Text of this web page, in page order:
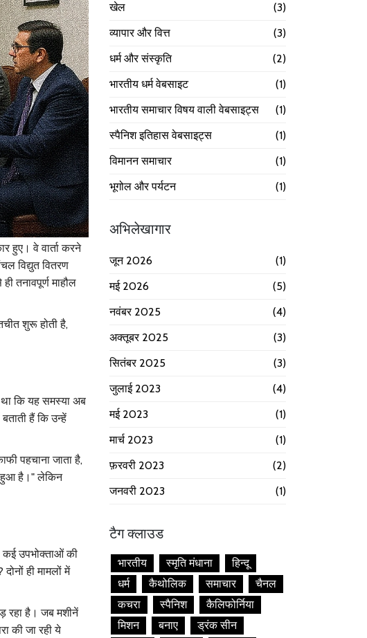
हुए। वे वार्ता करने
विद्युत वितरण
तनावपूर्ण माहौल
शुरू होती है,
कि यह समस्या अब
हैं कि उन्हें
पहचाना जाता है,
हुआ है।" लेकिन
कई उपभोक्ताओं की
ही मामलों में
रहा है। जब मशीनें
की जा रही ये
खेल
(3)
व्यापार और वित्त
(3)
धर्म और संस्कृति
(2)
भारतीय धर्म वेबसाइट
(1)
भारतीय समाचार विषय वाली वेबसाइट्स
(1)
स्पैनिश इतिहास वेबसाइट्स
(1)
विमानन समाचार
(1)
भूगोल और पर्यटन
(1)
अभिलेखागार
जून 2026
(1)
मई 2026
(5)
नवंबर 2025
(4)
अक्तूबर 2025
(3)
सितंबर 2025
(3)
जुलाई 2023
(4)
मई 2023
(1)
मार्च 2023
(1)
फ़रवरी 2023
(2)
जनवरी 2023
(1)
टैग क्लाउड
भारतीय स्मृति मंधाना
हिन्दू
धर्म
कैथोलिक समाचार
चैनल
कचरा
स्पैनिश
कैलिफोर्निया
मिशन
बनाए
ड्रंक सीन